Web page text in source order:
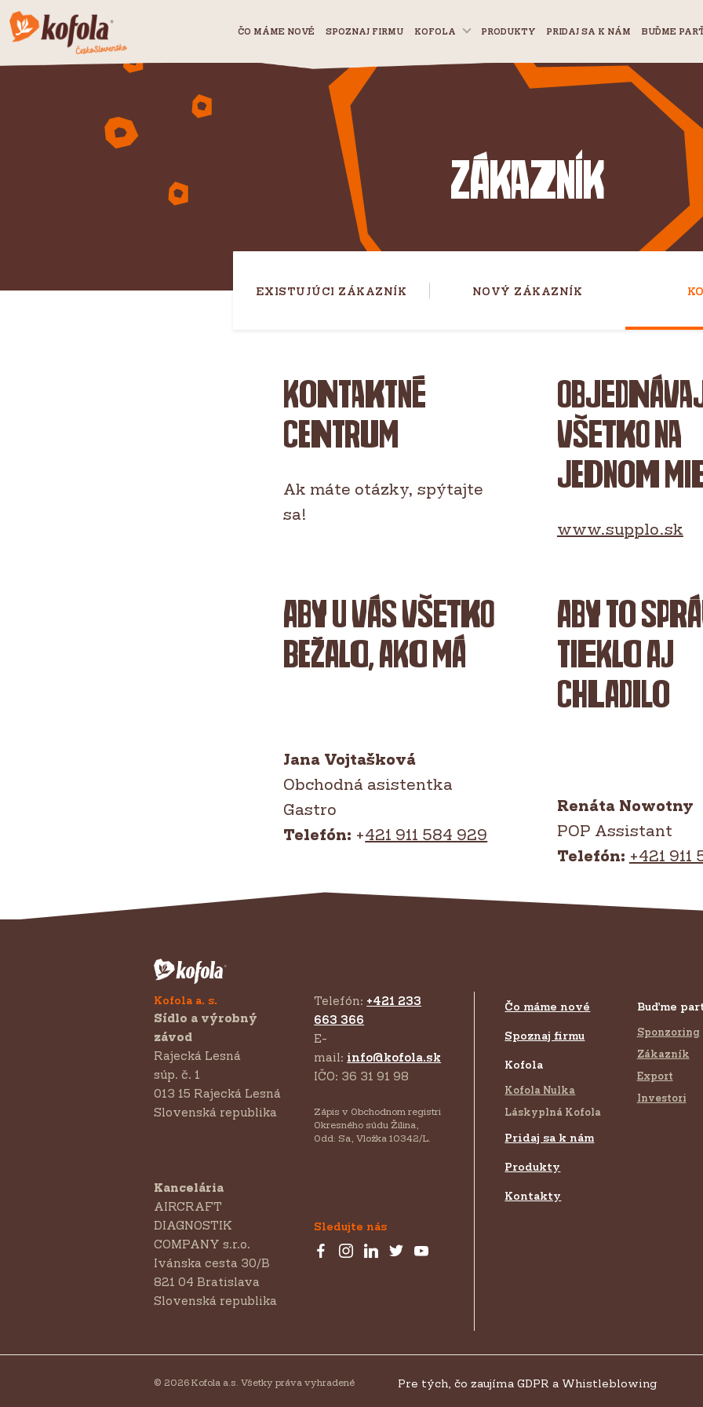
ČO MÁME NOVÉ SPOZNAJ FIRMU KOFOLA PRODUKTY PRIDAJ SA K NÁM BUĎME
Zákazník
EXISTUJÚCI ZÁKAZNÍK NOVÝ ZÁKAZNÍK
Kontaktné
centrum
Ak máte otázky, spýtajte
sa!
všetko na
jednom
www.supplo.sk
Aby u vás všetko
bežalo, ako má
Jana Vojtašková
Obchodná asistentka
Gastro
Telefón: +421 911 584 929
Aby to
tieklo aj
chladilo
Renáta Nowotny
POP Assistant
Telefón: +421 911
Kofola a. s.
Sídlo a výrobný
závod
Rajecká Lesná
súp. č. 1
013 15 Rajecká Lesná
Slovenská republika
Kancelária
AIRCRAFT
DIAGNOSTIK
COMPANY s.r.o.
‍Ivánska cesta 30/B
821 04 Bratislava
Slovenská republika
Telefón: +421 233
663 366
E-
mail: info@kofola.sk
IČO: 36 31 91 98
Zápis v Obchodnom registri
Okresného súdu Žilina,
Odd: Sa, Vložka 10342/L.
Sledujte nás
Čo máme nové
Spoznaj firmu
Kofola
Kofola Nulka
Láskyplná Kofola
Pridaj sa k nám
Produkty
Kontakty
Buďme
Sponzoring
Zákazník
Export
Investori
Pre tých, čo zaujíma GDPR a Whistleblowing
© 2026 Kofola a.s. Všetky práva vyhradené